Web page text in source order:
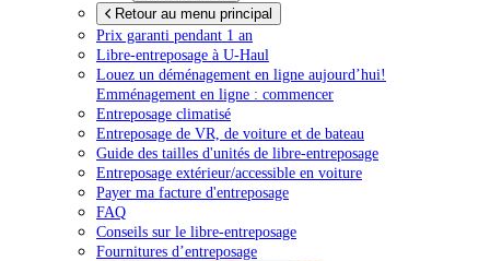
Retour au menu principal
Prix garanti pendant 1 an
Libre-entreposage à U-Haul
Louez un déménagement en ligne aujourd’hui!
Emménagement en ligne : commencer
Entreposage climatisé
Entreposage de VR, de voiture et de bateau
Guide des tailles d'unités de libre-entreposage
Entreposage extérieur/accessible en voiture
Payer ma facture d'entreposage
FAQ
Conseils sur le libre-entreposage
Fournitures d’entreposage